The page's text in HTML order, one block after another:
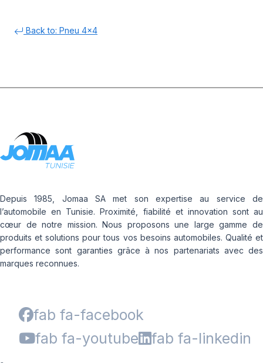
Back to: Pneu 4x4
Depuis 1985, Jomaa SA met son expertise au service de
l’automobile en Tunisie. Proximité, fiabilité et innovation sont au
cœur de notre mission. Nous proposons une large gamme de
produits et solutions pour tous vos besoins automobiles. Qualité et
performance sont garanties grâce à nos partenariats avec des
marques reconnues.
fab fa-facebook
fab fa-youtube
fab fa-linkedin